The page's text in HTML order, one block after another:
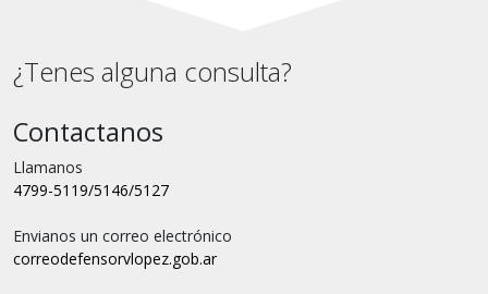
¿Tenes alguna consulta?
Contactanos
Llamanos
4799-5119/5146/5127
Envianos un correo electrónico
correodefensorvlopez.gob.ar